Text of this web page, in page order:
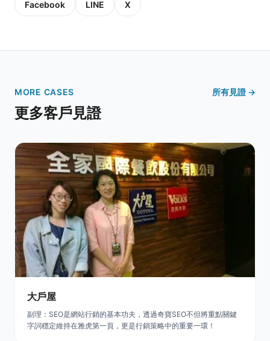
Facebook
LINE X
MORE CASES
更多客戶見證
所有見證 →
大戶屋
副理：SEO是網站行銷的基本功夫，透過奇寶SEO不但將重點關鍵
字詞穩定維持在雅虎第一頁，更是行銷策略中的重要一環！